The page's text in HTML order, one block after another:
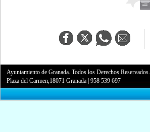
Ayuntamiento de Granada. Todos los Derechos Reservados.
Plaza del Carmen,18071 Granada |958 539 697